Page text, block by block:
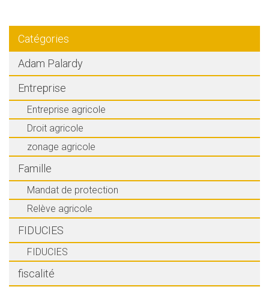
Catégories
Adam Palardy
Entreprise
Entreprise agricole
Droit agricole
zonage agricole
Famille
Mandat de protection
Relève agricole
FIDUCIES
FIDUCIES
fiscalité